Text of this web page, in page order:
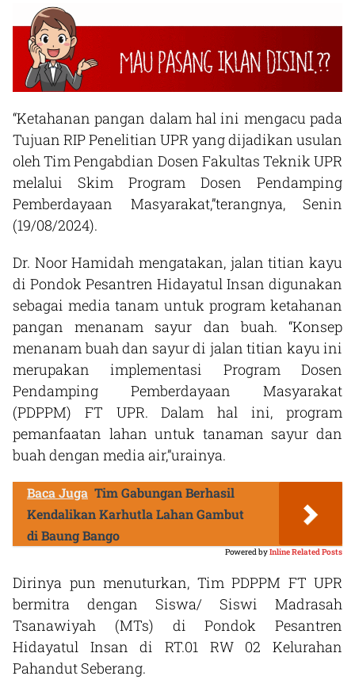
“Ketahanan pangan dalam hal ini mengacu pada
Tujuan RIP Penelitian UPR yang dijadikan usulan
oleh Tim Pengabdian Dosen Fakultas Teknik UPR
melalui Skim Program Dosen Pendamping
Pemberdayaan Masyarakat,”terangnya, Senin
(19/08/2024).
Dr. Noor Hamidah mengatakan, jalan titian kayu
di Pondok Pesantren Hidayatul Insan digunakan
sebagai media tanam untuk program ketahanan
pangan menanam sayur dan buah. “Konsep
menanam buah dan sayur di jalan titian kayu ini
merupakan implementasi Program Dosen
Pendamping Pemberdayaan Masyarakat
(PDPPM) FT UPR. Dalam hal ini, program
pemanfaatan lahan untuk tanaman sayur dan
buah dengan media air,”urainya.
Baca Juga Tim Gabungan Berhasil
Kendalikan Karhutla Lahan Gambut
di Baung Bango
Powered byInline Related Posts
Dirinya pun menuturkan, Tim PDPPM FT UPR
bermitra dengan Siswa/ Siswi Madrasah
Tsanawiyah (MTs) di Pondok Pesantren
Hidayatul Insan di RT.01 RW 02 Kelurahan
Pahandut Seberang.